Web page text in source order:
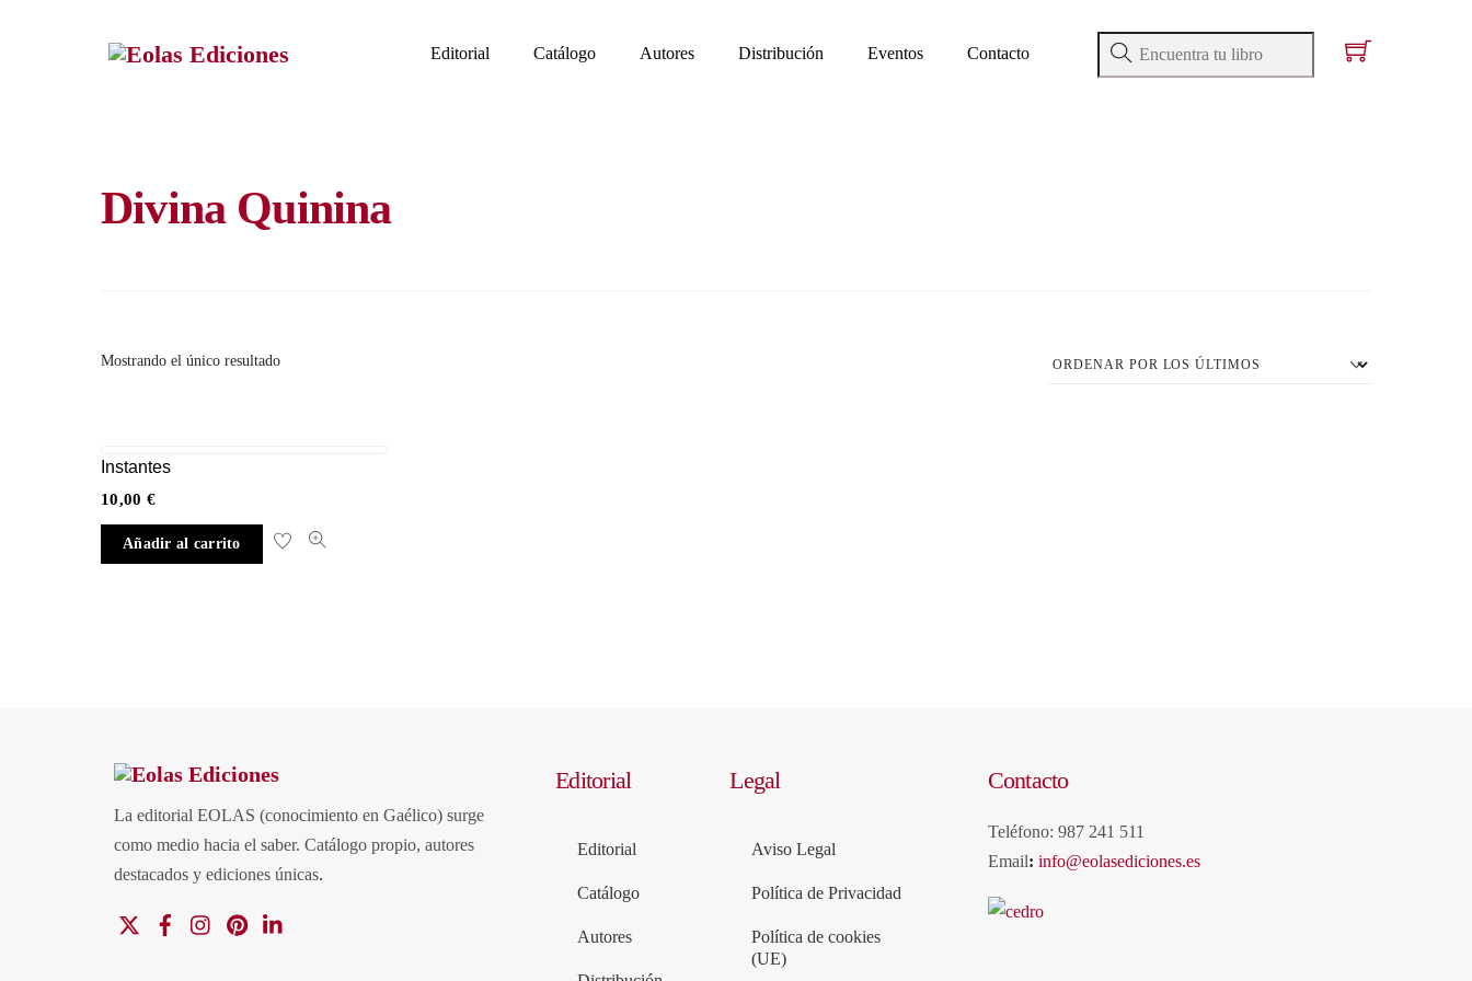
Editorial Catálogo Autores Distribución Eventos Contacto
Divina Quinina
Mostrando el único resultado
Instantes
10,00 €
Añadir al carrito
La editorial EOLAS (conocimiento en Gaélico) surge
como medio hacia el saber. Catálogo propio, autores
destacados y ediciones únicas.
FacebookInstagramPinterest
Editorial
Editorial
Catálogo
Autores
Legal
Aviso Legal
Política de Privacidad
Política de cookies
(UE)
Contacto
Teléfono: 987 241 511
Email: info@eolasediciones.es